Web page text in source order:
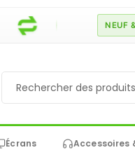
NEUF &
Écrans Accessoires